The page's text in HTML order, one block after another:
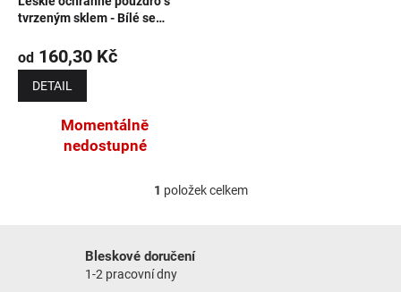
tvrzeným sklem - Bílé se
od 160,30 Kč
DETAIL
Momentálně
nedostupné
Ovládací prvky výpisu
1 položek celkem
Bleskové doručení
1-2 pracovní dny